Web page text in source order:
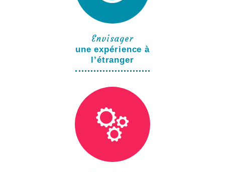
Envisager
une expérience à
l’étranger